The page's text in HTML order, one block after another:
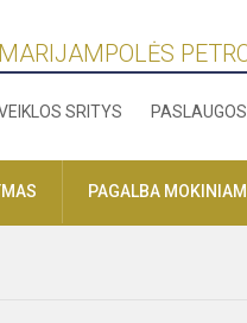
MARIJAMPOLĖS
SRITYS PASLAUGOS
PAGALBA